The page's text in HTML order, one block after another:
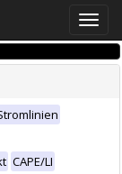
Toggle
CAPE/LI